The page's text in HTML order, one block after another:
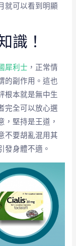
就可以看到明顯
識！
犀利士 ，正常情
的副作用。這也
根本就是無中生
完全可以放心選
，堅持是王道，
不要胡亂混用其
發身體不適。